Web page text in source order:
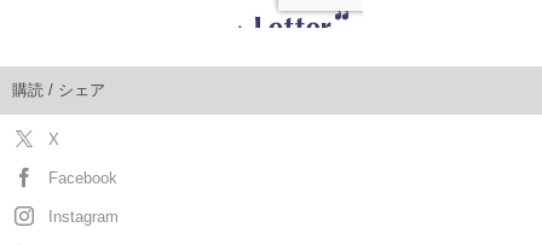
購読 / シェア
X
Facebook
Instagram